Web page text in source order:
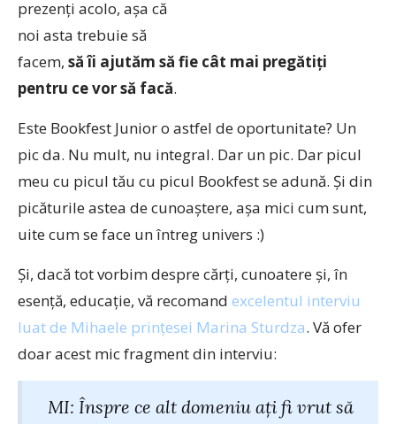
prezenţi acolo, aşa că
noi asta trebuie să
facem, să îi ajutăm să fie cât mai pregătiţi
pentru ce vor să facă.
Este Bookfest Junior o astfel de oportunitate? Un
pic da. Nu mult, nu integral. Dar un pic. Dar picul
meu cu picul tău cu picul Bookfest se adună. Şi din
picăturile astea de cunoaştere, aşa mici cum sunt,
uite cum se face un întreg univers :)
Şi, dacă tot vorbim despre cărţi, cunoatere şi, în
esenţă, educaţie, vă recomand excelentul interviu
luat de Mihaele prinţesei Marina Sturdza. Vă ofer
doar acest mic fragment din interviu:
MI: Înspre ce alt domeniu ați fi vrut să